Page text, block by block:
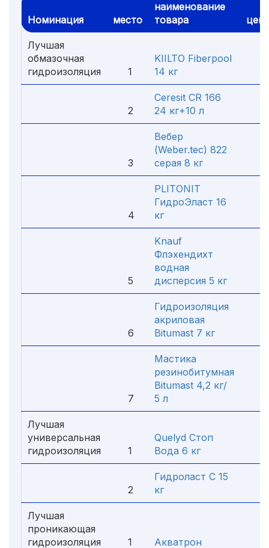
Номинация место
наименование
товара
цена
Лучшая
обмазочная
гидроизоляция
1
KIILTO Fiberpool
14 кг
2
Ceresit CR 166
24 кг+10 л
3
Вебер
(Weber.tec) 822
серая 8 кг
4
PLITONIT
ГидроЭласт 16
кг
5
Knauf
Флэхендихт
водная
дисперсия 5 кг
6
Гидроизоляция
акриловая
Bitumast 7 кг
7
Мастика
резинобитумная
Bitumast 4,2 кг/
5 л
Лучшая
универсальная
гидроизоляция
1
Quelyd Стоп
Вода 6 кг
2
Гидроласт С 15
кг
Лучшая
проникающая
гидроизоляция
1 Акватрон